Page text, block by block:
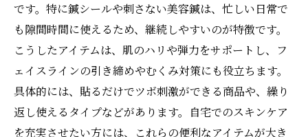
美容鍼を選ぶ際に確認したい特徴とは
美容鍼のやってはいけない使い方解説
美容鍼おすすめ商品の違いと選び方
効果を感じる美容鍼の使い方ガイド
美容鍼の効果的な使い方のコツを紹介
美容鍼を効果的に使うためのタイミング
です。特に鍼シールや刺さない美容鍼は、忙しい日常で
も隙間時間に使えるため、継続しやすいのが特徴です。
こうしたアイテムは、肌のハリや弾力をサポートし、フ
ェイスラインの引き締めやむくみ対策にも役立ちます。
具体的には、貼るだけでツボ刺激ができる商品や、繰り
返し使えるタイプなどがあります。自宅でのスキンケア
を充実させたい方には、これらの便利なアイテムが大き